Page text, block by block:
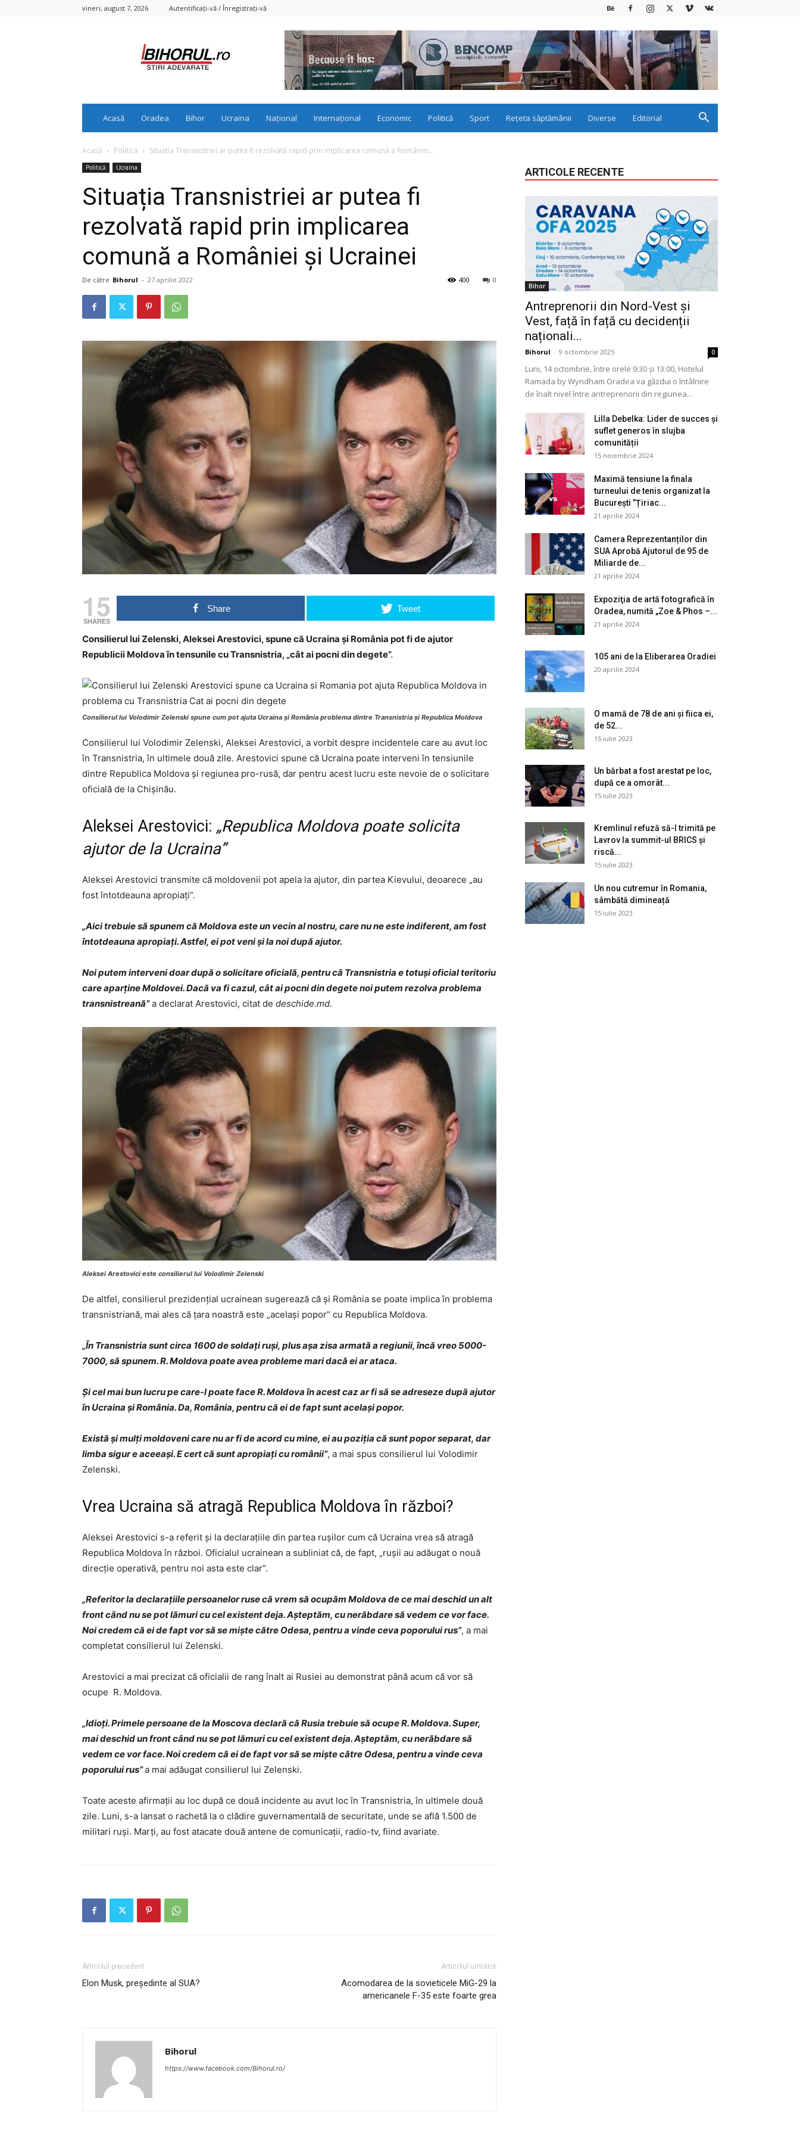
vineri, august 7, 2026 Autentificați-vă / Înregistrați-vă
Acasă Oradea Bihor Ucraina Național Internațional Economic Politică Sport Rețeta săptămânii Diverse Editorial
Acasă Politică Situația Transnistriei ar putea fi rezolvată rapid prin implicarea comună a României...
Politică Ucraina
Situația Transnistriei ar putea fi
rezolvată rapid prin implicarea
comună a României și Ucrainei
De către Bihorul - 27 aprilie 2022 0
400
15
SHARES
Share Tweet
Consilierul lui Zelenski, Aleksei Arestovici, spune că Ucraina și România pot fi de ajutor
Republicii Moldova în tensunile cu Transnistria, „cât ai pocni din degete”.
Consilierul lui Volodimir Zelenski spune cum pot ajuta Ucraina și România problema dintre Transnistria și Republica Moldova
Consilierul lui Volodimir Zelenski, Aleksei Arestovici, a vorbit despre incidentele care au avut loc
în Transnistria, în ultimele două zile. Arestovici spune că Ucraina poate interveni în tensiunile
dintre Republica Moldova și regiunea pro-rusă, dar pentru acest lucru este nevoie de o solicitare
oficială de la Chișinău.
Aleksei Arestovici: „Republica Moldova poate solicita
ajutor de la Ucraina”
Aleksei Arestovici transmite că moldovenii pot apela la ajutor, din partea Kievului, deoarece „au
fost întotdeauna apropiați”.
„Aici trebuie să spunem că Moldova este un vecin al nostru, care nu ne este indiferent, am fost
întotdeauna apropiați. Astfel, ei pot veni și la noi după ajutor.
Noi putem interveni doar după o solicitare oficială, pentru că Transnistria e totuși oficial teritoriu
care aparține Moldovei. Dacă va fi cazul, cât ai pocni din degete noi putem rezolva problema
transnistreană” a declarat Arestovici, citat de deschide.md.
Aleksei Arestovici este consilierul lui Volodimir Zelenski
De altfel, consilierul prezidențial ucrainean sugerează că și România se poate implica în problema
transnistriană, mai ales că țara noastră este „același popor” cu Republica Moldova.
„În Transnistria sunt circa 1600 de soldați ruși, plus așa zisa armată a regiunii, încă vreo 5000-
7000, să spunem. R. Moldova poate avea probleme mari dacă ei ar ataca.
Și cel mai bun lucru pe care-l poate face R. Moldova în acest caz ar fi să se adreseze după ajutor
în Ucraina și România. Da, România, pentru că ei de fapt sunt același popor.
Există și mulți moldoveni care nu ar fi de acord cu mine, ei au poziția că sunt popor separat, dar
limba sigur e aceeași. E cert că sunt apropiați cu românii”, a mai spus consilierul lui Volodimir
Zelenski.
Vrea Ucraina să atragă Republica Moldova în război?
Aleksei Arestovici s-a referit și la declarațiile din partea rușilor cum că Ucraina vrea să atragă
Republica Moldova în război. Oficialul ucrainean a subliniat că, de fapt, „rușii au adăugat o nouă
direcție operativă, pentru noi asta este clar”.
„Referitor la declarațiile persoanelor ruse că vrem să ocupăm Moldova de ce mai deschid un alt
front când nu se pot lămuri cu cel existent deja. Așteptăm, cu nerăbdare să vedem ce vor face.
Noi credem că ei de fapt vor să se miște către Odesa, pentru a vinde ceva poporului rus”, a mai
completat consilierul lui Zelenski.
Arestovici a mai precizat că oficialii de rang înalt ai Rusiei au demonstrat până acum că vor să
ocupe R. Moldova.
„Idioți. Primele persoane de la Moscova declară că Rusia trebuie să ocupe R. Moldova. Super,
mai deschid un front când nu se pot lămuri cu cel existent deja. Așteptăm, cu nerăbdare să
vedem ce vor face. Noi credem că ei de fapt vor să se miște către Odesa, pentru a vinde ceva
poporului rus”a mai adăugat consilierul lui Zelenski.
Toate aceste afirmații au loc după ce două incidente au avut loc în Transnistria, în ultimele două
zile. Luni, s-a lansat o rachetă la o clădire guvernamentală de securitate, unde se află 1.500 de
militari ruși. Marți, au fost atacate două antene de comunicații, radio-tv, fiind avariate.
Articolul precedent
Elon Musk, preşedinte al SUA?
Articolul următor
Acomodarea de la sovieticele MiG-29 la
americanele F-35 este foarte grea
Bihorul
https://www.facebook.com/Bihorul.ro/
ARTICOLE RECENTE
Bihor
Antreprenorii din Nord-Vest și
Vest, față în față cu decidenții
naționali...
Bihorul - 9 octombrie 2025 0
Luni, 14 octombrie, între orele 9:30 și 13:00, Hotelul
Ramada by Wyndham Oradea va găzdui o întâlnire
de înalt nivel între antreprenorii din regiunea...
Lilla Debelka: Lider de succes și
suflet generos în slujba
comunității
15 noiembrie 2024
Maximă tensiune la finala
turneului de tenis organizat la
București ”Țiriac...
21 aprilie 2024
Camera Reprezentanților din
SUA Aprobă Ajutorul de 95 de
Miliarde de...
21 aprilie 2024
Expoziţia de artă fotografică în
Oradea, numită „Zoe & Phos –...
21 aprilie 2024
105 ani de la Eliberarea Oradiei
20 aprilie 2024
O mamă de 78 de ani și fiica ei,
de 52...
15 iulie 2023
Un bărbat a fost arestat pe loc,
după ce a omorât...
15 iulie 2023
Kremlinul refuză să-l trimită pe
Lavrov la summit-ul BRICS și
riscă...
15 iulie 2023
Un nou cutremur în Romania,
sâmbătă dimineață
15 iulie 2023